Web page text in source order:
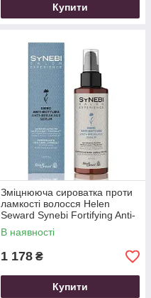
Купити
Зміцнююча сироватка проти
ламкості волосся Helen
Seward Synebi Fortifying Anti-
Breakage Serum, 150 мл
В наявності
1 178 ₴
Купити